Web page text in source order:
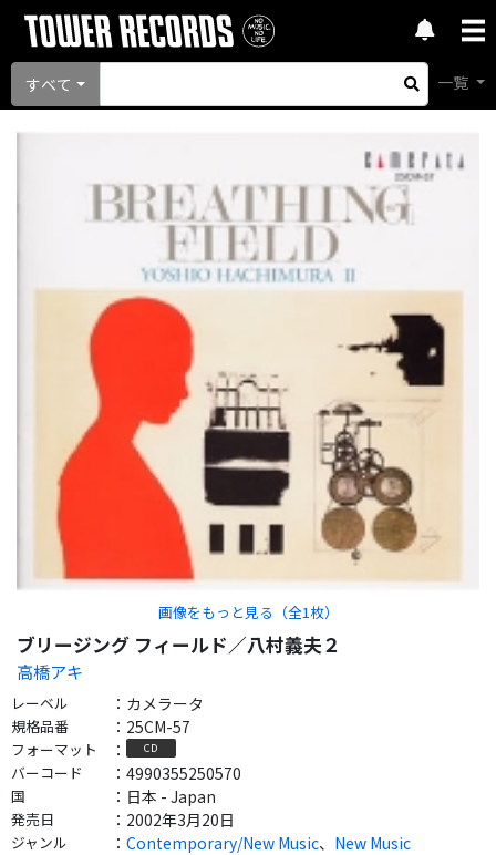
すべて 一覧
画像をもっと見る（全1 枚）
ブリージング フィールド／八村義夫２
高橋アキ
レーベル ： カメラータ
規格品番 ： 25CM-57
フォーマット ： CD
バーコード ： 4990355250570
国 ： 日本 - Japan
発売日 ： 2002年3月20日
ジャンル ： Contemporary/New Music、 New Music